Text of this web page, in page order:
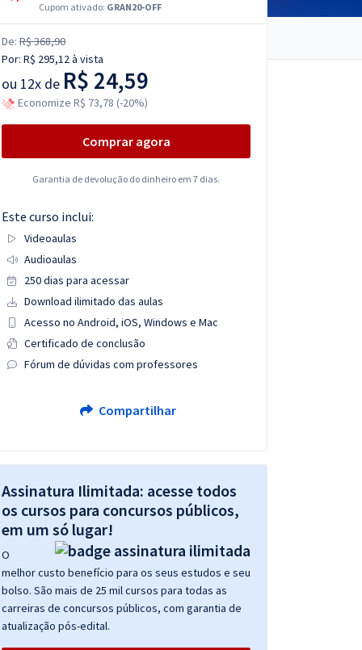
Cupom ativado: GRAN20-OFF
De: R$ 368,90
Por: R$ 295,12à vista
ou 12x de R$ 24,59
Economize R$ 73,78 (-20%)
Comprar agora
Garantia de devolução do dinheiro em 7 dias.
Este curso inclui:
Videoaulas
Audioaulas
250 dias para acessar
Download ilimitado das aulas
Acesso no Android, iOS, Windows e Mac
Certificado de conclusão
Fórum de dúvidas com professores
Compartilhar
Assinatura Ilimitada: acesse todos
os cursos para concursos públicos,
em um só lugar!
O
melhor custo benefício para os seus estudos e seu
bolso. São mais de 25 mil cursos para todas as
carreiras de concursos públicos, com garantia de
atualização pós-edital.